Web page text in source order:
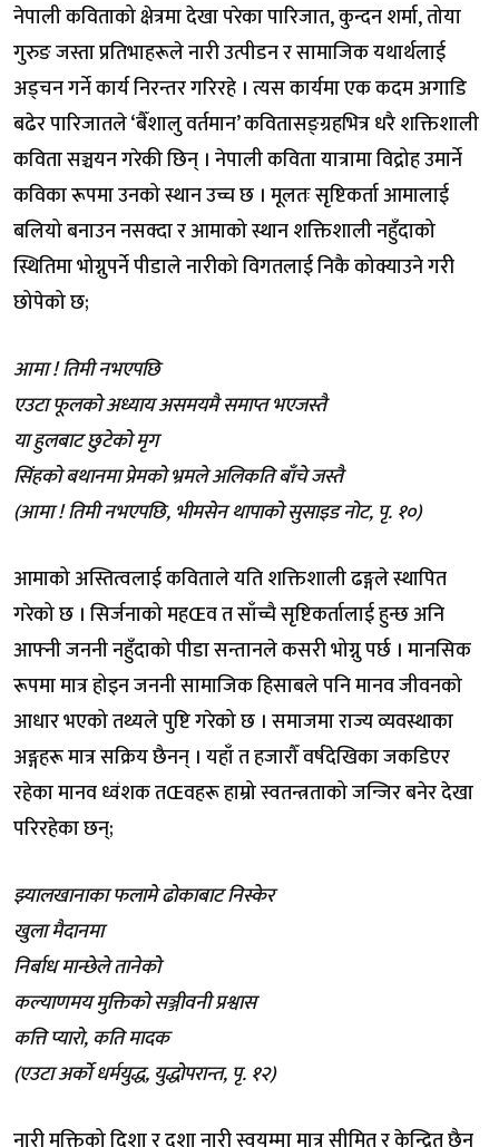
नेपाली कविताको क्षेत्रमा देखा परेका पारिजात, कुन्दन शर्मा, तोया
गुरुङ जस्ता प्रतिभाहरूले नारी उत्पीडन र सामाजिक यथार्थलाई
अड्चन गर्ने कार्य निरन्तर गरिरहे । त्यस कार्यमा एक कदम अगाडि
बढेर पारिजातले ‘बैँशालु वर्तमान’ कवितासङ्ग्रहभित्र धरै शक्तिशाली
कविता सञ्चयन गरेकी छिन् । नेपाली कविता यात्रामा विद्रोह उमार्ने
कविका रूपमा उनको स्थान उच्च छ । मूलतः सृष्टिकर्ता आमालाई
बलियो बनाउन नसक्दा र आमाको स्थान शक्तिशाली नहुँदाको
स्थितिमा भोग्नुपर्ने पीडाले नारीको विगतलाई निकै कोक्याउने गरी
छोपेको छ;
आमा ! तिमी नभएपछि
एउटा फूलको अध्याय असमयमै समाप्त भएजस्तै
या हुलबाट छुटेको मृग
सिंहको बथानमा प्रेमको भ्रमले अलिकति बाँचे जस्तै
(आमा ! तिमी नभएपछि, भीमसेन थापाको सुसाइड नोट, पृ. १०)
आमाको अस्तित्वलाई कविताले यति शक्तिशाली ढङ्गले स्थापित
गरेको छ । सिर्जनाको महŒव त साँच्चै सृष्टिकर्तालाई हुन्छ अनि
आफ्नी जननी नहुँदाको पीडा सन्तानले कसरी भोग्नु पर्छ । मानसिक
रूपमा मात्र होइन जननी सामाजिक हिसाबले पनि मानव जीवनको
आधार भएको तथ्यले पुष्टि गरेको छ । समाजमा राज्य व्यवस्थाका
अङ्गहरू मात्र सक्रिय छैनन् । यहाँ त हजारौँ वर्षदेखिका जकडिएर
रहेका मानव ध्वंशक तŒवहरू हाम्रो स्वतन्त्रताको जन्जिर बनेर देखा
परिरहेका छन्;
झ्यालखानाका फलामे ढोकाबाट निस्केर
खुला मैदानमा
निर्बाध मान्छेले तानेको
कल्याणमय मुक्तिको सञ्जीवनी प्रश्वास
कत्ति प्यारो, कति मादक
(एउटा अर्को धर्मयुद्ध, युद्धोपरान्त, पृ. १२)